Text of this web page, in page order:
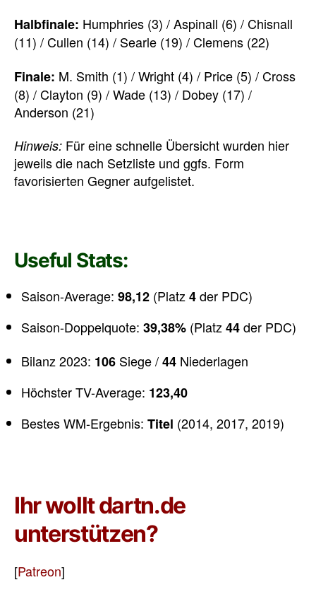
Halbfinale: Humphries (3) / Aspinall (6) / Chisnall
(11) / Cullen (14) / Searle (19) / Clemens (22)
Finale: M. Smith (1) / Wright (4) / Price (5) / Cross
(8) / Clayton (9) / Wade (13) / Dobey (17) /
Anderson (21)
Hinweis: Für eine schnelle Übersicht wurden hier
jeweils die nach Setzliste und ggfs. Form
favorisierten Gegner aufgelistet.
Useful Stats:
Saison-Average: 98,12 (Platz 4der PDC)
Saison-Doppelquote: 39,38% (Platz 44der PDC)
Bilanz 2023: 106 Siege /44 Niederlagen
Höchster TV-Average: 123,40
Bestes WM-Ergebnis: Titel (2014, 2017, 2019)
Ihr wollt dartn.de
unterstützen?
[Patreon]